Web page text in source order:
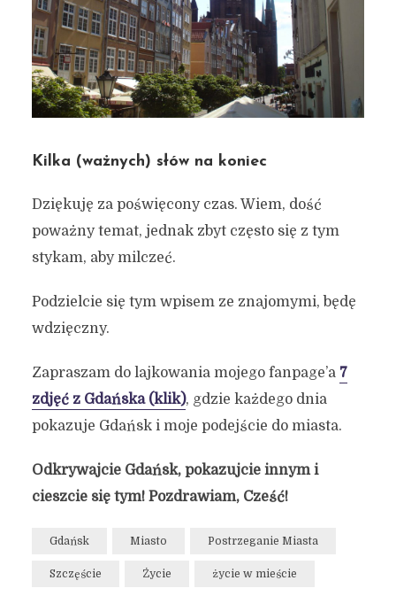
Kilka (ważnych) słów na koniec
Dziękuję za poświęcony czas. Wiem, dość
poważny temat, jednak zbyt często się z tym
stykam, aby milczeć.
Podzielcie się tym wpisem ze znajomymi, będę
wdzięczny.
Zapraszam do lajkowania mojego fanpage’a 7
zdjęć z Gdańska (klik), gdzie każdego dnia
pokazuje Gdańsk i moje podejście do miasta.
Odkrywajcie Gdańsk, pokazujcie innym i
cieszcie się tym! Pozdrawiam, Cześć!
Gdańsk Miasto Postrzeganie Miasta
Szczęście Życie życie w mieście